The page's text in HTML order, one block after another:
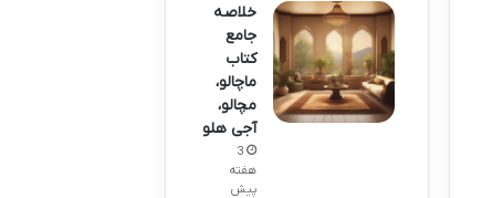
خلاصه
جامع
کتاب
ماچالو،
مچالو،
آجی هلو
3
هفته
پیش